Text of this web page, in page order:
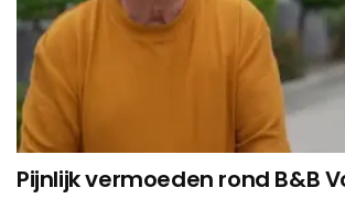
Pijnlijk vermoeden rond B&B